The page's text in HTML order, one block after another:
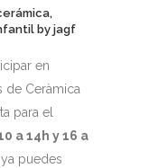
,
by jagf
en
de Ceràmica
para el
a 14h y 16 a
, ya puedes